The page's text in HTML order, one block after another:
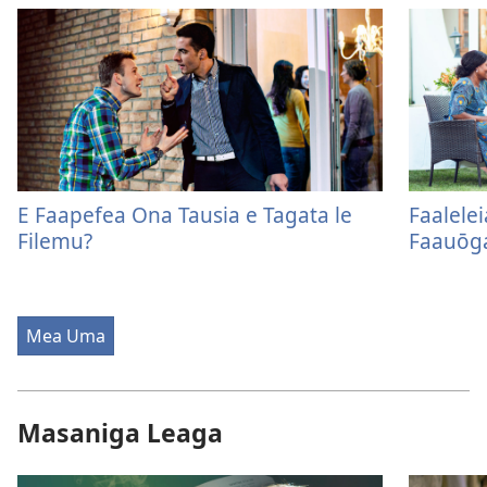
E Faapefea Ona Tausia e Tagata le
Filemu?
Mea Uma
Masaniga Leaga